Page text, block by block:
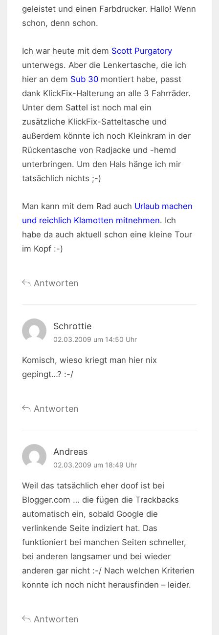
geleistet und einen Farbdrucker. Hallo! Wenn
schon, denn schon.
Ich war heute mit dem Scott Purgatory
unterwegs. Aber die Lenkertasche, die ich
hier an dem Sub 30 montiert habe, passt
dank KlickFix-Halterung an alle 3 Fahrräder.
Unter dem Sattel ist noch mal ein
zusätzliche KlickFix-Satteltasche und
außerdem könnte ich noch Kleinkram in der
Rückentasche von Radjacke und -hemd
unterbringen. Um den Hals hänge ich mir
tatsächlich nichts ;-)
Man kann mit dem Rad auch Urlaub machen
und reichlich Klamotten mitnehmen. Ich
habe da auch aktuell schon eine kleine Tour
im Kopf :-)
Antworten
Schrottie
02.03.2009 um 14:50 Uhr
Komisch, wieso kriegt man hier nix
gepingt…? :-/
Antworten
Andreas
02.03.2009 um 18:49 Uhr
Weil das tatsächlich eher doof ist bei
Blogger.com … die fügen die Trackbacks
automatisch ein, sobald Google die
verlinkende Seite indiziert hat. Das
funktioniert bei manchen Seiten schneller,
bei anderen langsamer und bei wieder
anderen gar nicht :-/ Nach welchen Kriterien
konnte ich noch nicht herausfinden – leider.
Antworten